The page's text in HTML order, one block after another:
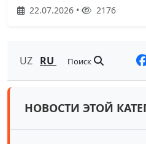
22.07.2026 • 2176
UZ RU Поиск
НОВОСТИ ЭТОЙ